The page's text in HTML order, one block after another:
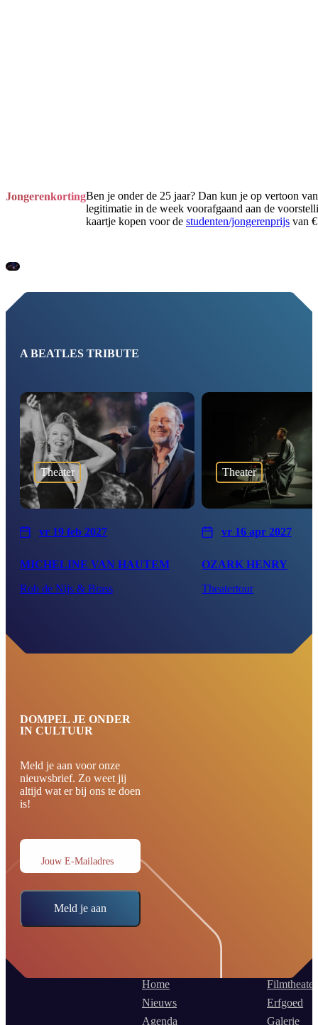
JongerenkortingBen je onder de 25 jaar? Dan kun je op vertoon
legitimatie in de week voorafgaand aan de
kaartje kopen voor de studenten/jongerenprijs van
A BEATLES TRIBUTE
Theater
vr 19 feb 2027
MICHELINE VAN HAUTEM
Rob de Nijs & Brass
Theater
vr 16 apr 2027
OZARK HENRY
Theatertour
DOMPEL JE ONDER
IN CULTUUR
Meld je aan voor onze
nieuwsbrief. Zo weet jij
altijd wat er bij ons te doen
is!
Jouw E-Mailadres
Meld je aan
Home
Nieuws
Agenda
Filmtheater
Erfgoed
Galerie